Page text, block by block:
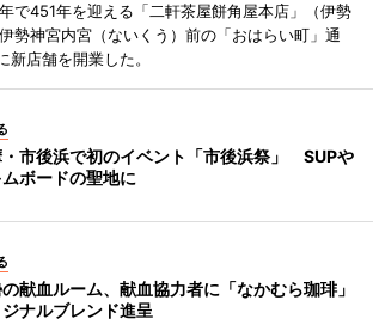
で451年を迎える「二軒茶屋餅角屋本店」（伊勢
勢神宮内宮（ないくう）前の「おはらい町」通
新店舗を開業した。
市後浜で初のイベント「市後浜祭」 SUPや
ボードの聖地に
献血ルーム、献血協力者に「なかむら珈琲」
ナルブレンド進呈